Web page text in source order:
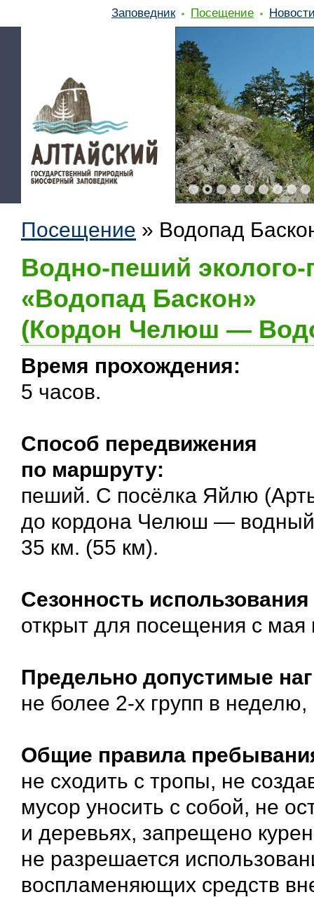
Заповедник Посещение
Посещение » Водопад
Водно-пеший
«Водопад Баскон»
(Кордон Челюш —
Время прохождения:
5 часов.
Cпособ передвижения
по маршруту:
пеший. С посёлка Яйлю
до кордона Челюш —
35 км. (55 км).
Сезонность
открыт для посещения с мая
Предельно допустимые
не более 2-х групп в
Общие правила
не сходить с тропы, не
мусор уносить с собой, не
и деревьях, запрещено
не разрешается
воспламеняющих средств